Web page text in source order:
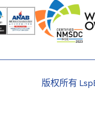
版权所有